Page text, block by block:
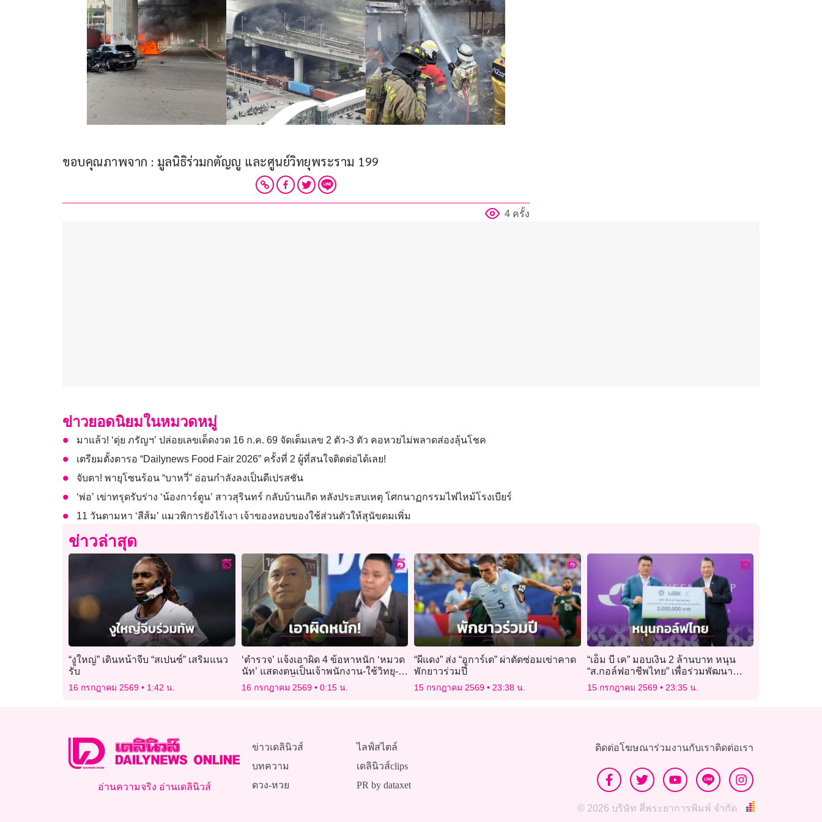
ขอบคุณภาพจาก : มูลนิธิร่วมกตัญญู และศูนย์วิทยุพระราม 199
4 ครั้ง
ข่าวยอดนิยมในหมวดหมู่
มาแล้ว! ‘ดุ่ย ภรัญฯ’ ปล่อยเลขเด็ดงวด 16 ก.ค. 69 จัดเต็มเลข 2 ตัว-3 ตัว คอหวยไม่พลาดส่องลุ้นโชค
เตรียมตั้งตารอ “Dailynews Food Fair 2026” ครั้งที่ 2 ผู้ที่สนใจติดต่อได้เลย!
จับตา! พายุโซนร้อน “บาหวี่” อ่อนกำลังลงเป็นดีเปรสชัน
‘พ่อ’ เข่าทรุดรับร่าง ‘น้องการ์ตูน’ สาวสุรินทร์ กลับบ้านเกิด หลังประสบเหตุ โศกนาฏกรรมไฟไหม้โรงเบียร์
11 วันตามหา ‘สีส้ม’ แมวพิการยังไร้เงา เจ้าของหอบของใช้ส่วนตัวให้สุนัขดมเพิ่ม
ข่าวล่าสุด
“งูใหญ่” เดินหน้าจีบ “สเปนซ์” เสริมแนว
รับ
16 กรกฎาคม 2569 1:42 น.
‘ตำรวจ’ แจ้งเอาผิด 4 ข้อหาหนัก ‘หมวด
นัท’ แสดงตนเป็นเจ้าพนักงาน-ใช้วิทยุ-
ไขข่าวลือ-เสื้อเกราะ
16 กรกฎาคม 2569 0:15 น.
“ผีแดง” ส่ง “อูการ์เต” ผ่าตัดซ่อมเข่าคาด
พักยาวร่วมปี
15 กรกฎาคม 2569 23:38 น.
“เอ็ม บี เค” มอบเงิน 2 ล้านบาท หนุน
“ส.กอล์ฟอาชีพไทย” เพื่อร่วมพัฒนา
วงการกอล์ฟไทย
15 กรกฎาคม 2569 23:35 น.
อ่านความจริง อ่านเดลินิวส์
ข่าวเดลินิวส์
บทความ
ดวง-หวย
ไลฟ์สไตล์
เดลินิวส์clips
PR by dataxet
ติดต่อโฆษณาร่วมงานกับเราติดต่อเรา
© 2026 บริษัท สี่พระยาการพิมพ์ จำกัด